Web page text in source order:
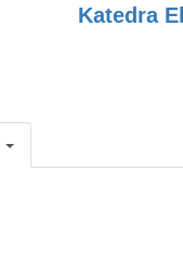
Katedra